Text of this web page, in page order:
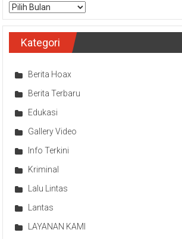
Arsip
Kategori
Berita Hoax
Berita Terbaru
Edukasi
Gallery Video
Info Terkini
Kriminal
Lalu Lintas
Lantas
LAYANAN KAMI